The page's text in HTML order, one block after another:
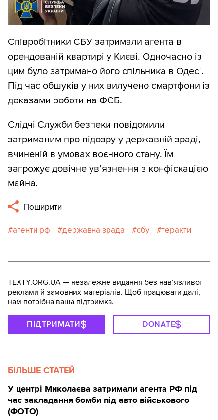
Співробітники СБУ затримали агента в
орендованій квартирі у Києві. Одночасно із
цим було затримано його спільника в Одесі.
Під час обшуків у них вилучено смартфони із
доказами роботи на ФСБ.
Слідчі Служби безпеки повідомили
затриманим про підозру у державній зраді,
вчиненій в умовах воєнного стану. Їм
загрожує довічне ув’язнення з конфіскацією
майна.
Поширити
агенти рф державна зрада сбу теракти
TEXTY.ORG.UA — незалежне видання без навʼязливої
реклами й замовних матеріалів. Щоб працювати далі,
нам потрібна ваша підтримка.
ПІДТРИМАТИ DONATE
БІЛЬШЕ СТАТЕЙ
У центрі Миколаєва затримали агента РФ під
час закладання бомби під авто військового
(ФОТО)